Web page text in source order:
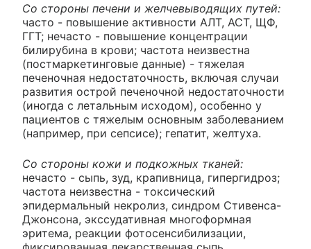
Со стороны печени и желчевыводящих путей:
часто - повышение активности АЛТ, АСТ, ЩФ,
ГГТ; нечасто - повышение концентрации
билирубина в крови; частота неизвестна
(постмаркетинговые данные) - тяжелая
печеночная недостаточность, включая случаи
развития острой печеночной недостаточности
(иногда с летальным исходом), особенно у
пациентов с тяжелым основным заболеванием
(например, при сепсисе); гепатит, желтуха.
Со стороны кожи и подкожных тканей:
нечасто - сыпь, зуд, крапивница, гипергидроз;
частота неизвестна - токсический
эпидермальный некролиз, синдром Стивенса-
Джонсона, экссудативная многоформная
эритема, реакции фотосенсибилизации,